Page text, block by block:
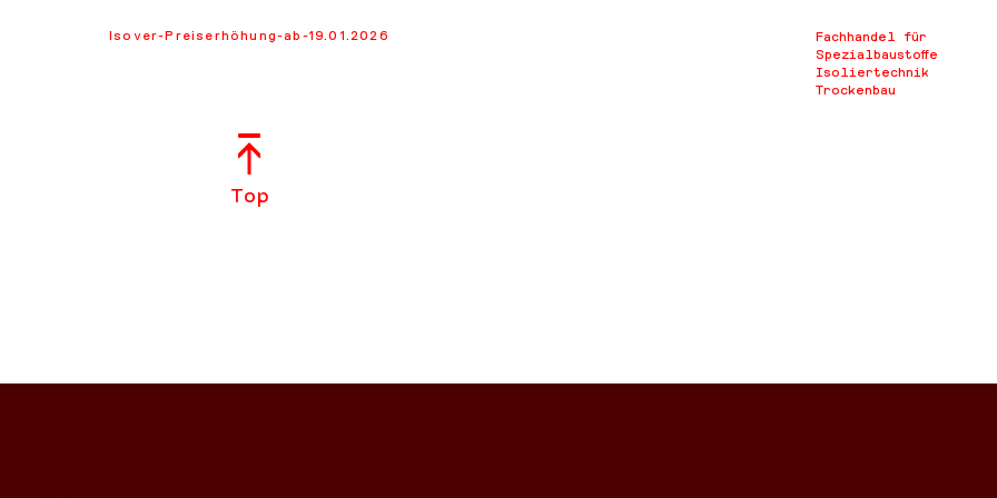
Isover-Preiserhöhung-ab-19.01.2026
Fachhandel für
Spezialbaustoffe
Isoliertechnik
Trockenbau
Top